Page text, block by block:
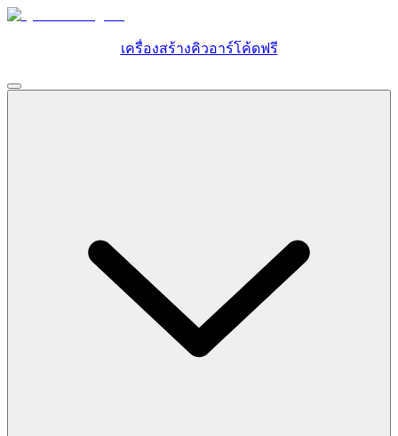
เครื่องสร้างคิวอาร์โค้ดฟรี